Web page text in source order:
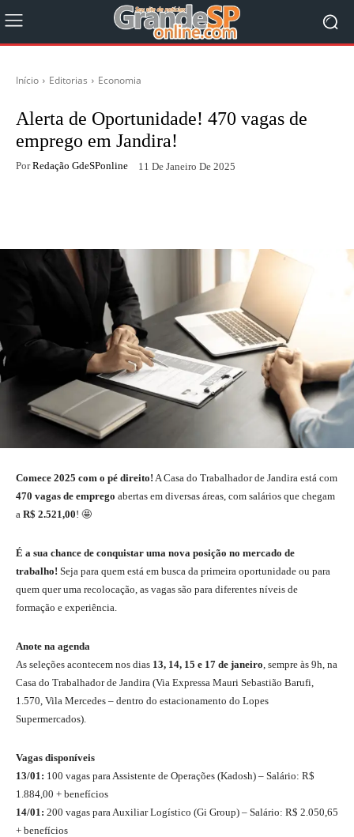
Início Editorias Economia
Alerta de Oportunidade! 470 vagas de
emprego em Jandira!
Por Redação GdeSPonline 11 De Janeiro De 2025
Comece 2025 com o pé direito! A Casa do Trabalhador de Jandira está com
470 vagas de emprego abertas em diversas áreas, com salários que chegam
a R$ 2.521,00! 🤩
É a sua chance de conquistar uma nova posição no mercado de
trabalho! Seja para quem está em busca da primeira oportunidade ou para
quem quer uma recolocação, as vagas são para diferentes níveis de
formação e experiência.
Anote na agenda
As seleções acontecem nos dias 13, 14, 15 e 17 de janeiro , sempre às 9h, na
Casa do Trabalhador de Jandira (Via Expressa Mauri Sebastião Barufi,
1.570, Vila Mercedes – dentro do estacionamento do Lopes
Supermercados).
Vagas disponíveis
13/01: 100 vagas para Assistente de Operações (Kadosh) – Salário: R$
1.884,00 + benefícios
14/01: 200 vagas para Auxiliar Logístico (Gi Group) – Salário: R$ 2.050,65
+ benefícios